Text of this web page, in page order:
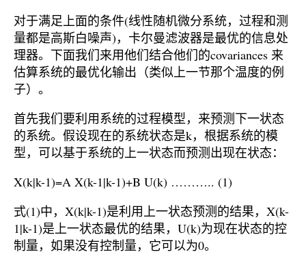
对于满足上面的条件(线性随机微分系统，过程和测
量都是高斯白噪声)，卡尔曼滤波器是最优的信息处
理器。下面我们来用他们结合他们的covariances 来
估算系统的最优化输出（类似上一节那个温度的例
子）。
首先我们要利用系统的过程模型，来预测下一状态
的系统。假设现在的系统状态是k，根据系统的模
型，可以基于系统的上一状态而预测出现在状态：
X(k|k-1)=A X(k-1|k-1)+B U(k) ……….. (1)
式(1)中，X(k|k-1)是利用上一状态预测的结果，X(k-
1|k-1)是上一状态最优的结果，U(k)为现在状态的控
制量，如果没有控制量，它可以为0。